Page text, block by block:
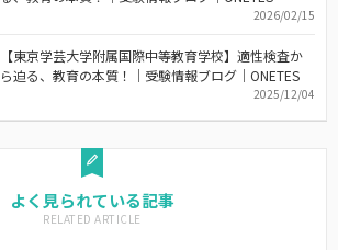
2026/02/15
【東京学芸大学附属国際中等教育学校】適性検査か
ら迫る、教育の本質！｜受験情報ブログ｜ONETES
2025/12/04
よく見られている記事